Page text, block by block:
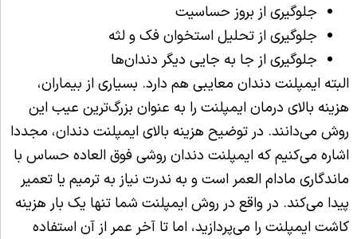
جلوگیری از بروز حساسیت
جلوگیری از تحلیل استخوان فک و لثه
جلوگیری از جا به جایی دیگر دندان‌ها
البته ایمپلنت دندان معایبی هم دارد. بسیاری از بیماران،
هزینه بالای درمان ایمپلنت را به عنوان بزرگ‌ترین عیب این
روش می‌دانند. در توضیح هزینه بالای ایمپلنت دندان، مجددا
اشاره می‌کنیم که ایمپلنت دندان روشی فوق العاده حساس با
ماندگاری مادام العمر است و به ندرت نیاز به ترمیم یا تعمیر
پیدا می‌کند. در واقع در روش ایمپلنت شما تنها یک بار هزینه
کاشت ایمپلنت را می‌پردازید، اما تا آخر عمر از آن استفاده